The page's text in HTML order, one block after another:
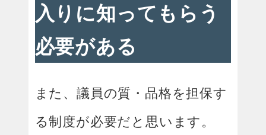
入りに知ってもらう
必要がある
また、議員の質・品格を担保す
る制度が必要だと思います。